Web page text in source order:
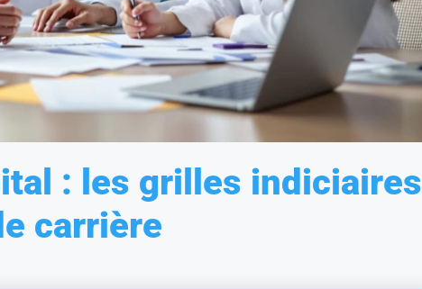
: les grilles indiciaires
carrière